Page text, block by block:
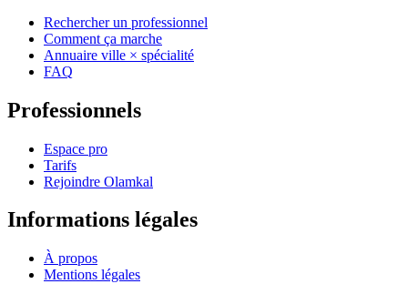
Rechercher un professionnel
Comment ça marche
Annuaire ville × spécialité
FAQ
Professionnels
Espace pro
Tarifs
Rejoindre Olamkal
Informations légales
À propos
Mentions légales